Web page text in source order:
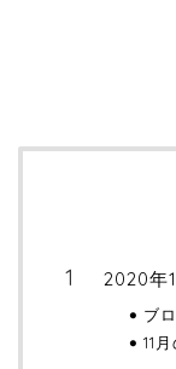
2020年
ブ
11